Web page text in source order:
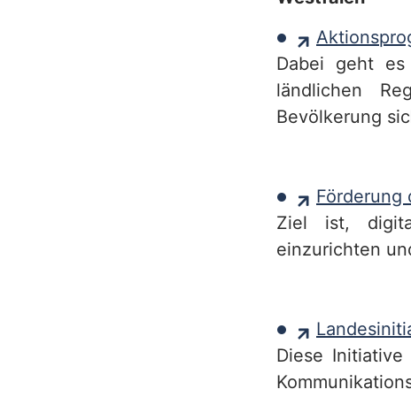
Dabei geht
ländlichen
Bevölkerung
Förderung
Ziel ist,
einzurichten
Diese